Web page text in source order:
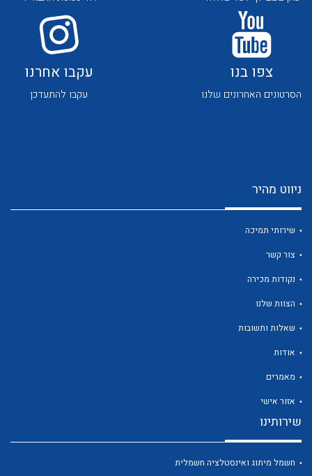
צפו בנו
הסרטונים האחרונים שלנו
עקבו אחרנו
עקבו להתעדכן
ניווט מהיר
שירותי תמיכה
צור קשר
נקודות מכירה
הצוות שלנו
שאלות ותשובות
אודות
מאמרים
אזור אישי
שירותינו
חשמל מיתוג ואינסטלציה חשמלית